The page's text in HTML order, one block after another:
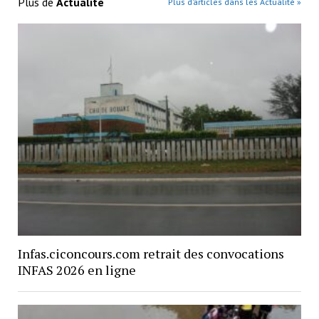
Infas.ciconcours.com retrait des convocations
INFAS 2026 en ligne